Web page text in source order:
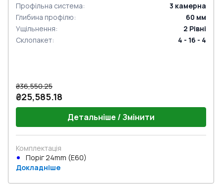
Профільна система: 3 камерна
Глибина профілю: 60 мм
Ущільнення: 2 Рівні
Склопакет: 4 - 16 - 4
₴36,550.25
₴25,585.18
Детальніше / Змінити
Комплектація
Поріг 24mm (E60)
Докладніше